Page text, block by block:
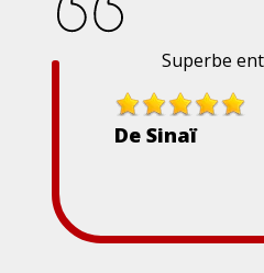
Superbe
De Sinaï